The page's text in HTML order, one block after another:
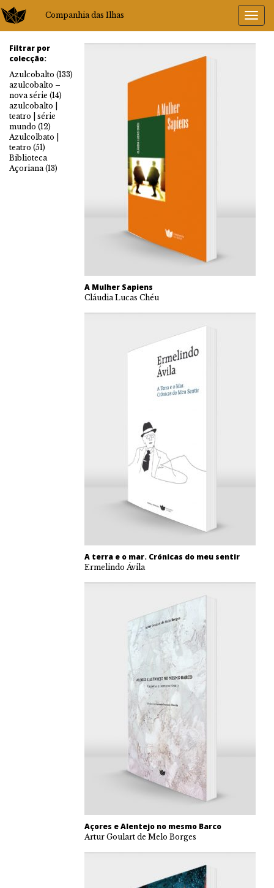
Companhia das Ilhas
A Mulher Sapiens
Cláudia Lucas Chéu
A terra e o mar. Crónicas do meu sentir
Ermelindo Ávila
Açores e Alentejo no mesmo Barco
Artur Goulart de Melo Borges
Filtrar por
colecção:
Azulcobalto (133)
azulcobalto –
nova série (14)
azulcobalto |
teatro | série
mundo (12)
Azulcolbato |
teatro (51)
Biblioteca
Açoriana(13)